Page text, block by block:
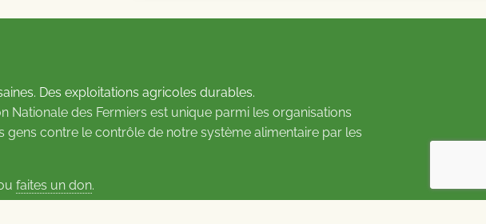
Des exploitations agricoles durables.
Nationale des Fermiers est unique parmi les organisations
gens contre le contrôle de notre système alimentaire par les
faites un don.